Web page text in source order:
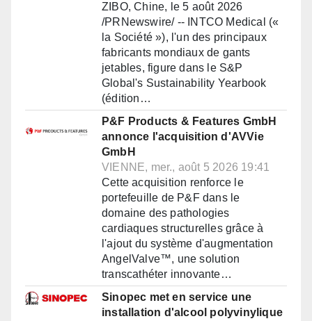
ZIBO, Chine, le 5 août 2026
/PRNewswire/ -- INTCO Medical («
la Société »), l'un des principaux
fabricants mondiaux de gants
jetables, figure dans le S&P
Global's Sustainability Yearbook
(édition…
P&F Products & Features GmbH
annonce l'acquisition d'AVVie
GmbH
VIENNE, mer., août 5 2026 19:41
Cette acquisition renforce le
portefeuille de P&F dans le
domaine des pathologies
cardiaques structurelles grâce à
l'ajout du système d'augmentation
AngelValve™, une solution
transcathéter innovante…
Sinopec met en service une
installation d'alcool polyvinylique